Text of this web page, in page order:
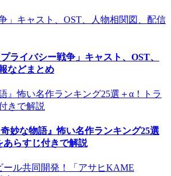
プライバシー戦争」キャスト、OST、
などまとめ
奇妙な物語』怖い名作ランキング25選
あらすじ付きで解説